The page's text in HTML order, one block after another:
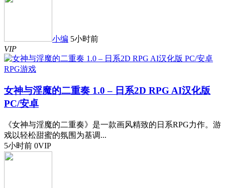
小编 5小时前
VIP
RPG游戏
女神与淫魔的二重奏 1.0 – 日系2D RPG AI汉化版
PC/安卓
《女神与淫魔的二重奏》是一款画风精致的日系RPG力作。游
戏以轻松甜蜜的氛围为基调...
5小时前 0VIP